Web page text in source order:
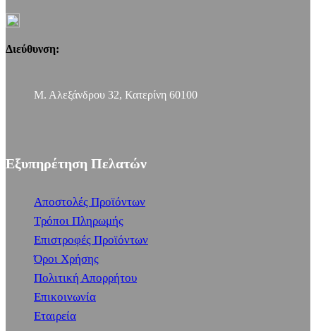
Διεύθυνση:
Μ. Αλεξάνδρου 32, Κατερίνη 60100
Εξυπηρέτηση Πελατών
Αποστολές Προϊόντων
Τρόποι Πληρωμής
Επιστροφές Προϊόντων
Όροι Χρήσης
Πολιτική Απορρήτου
Επικοινωνία
Εταιρεία